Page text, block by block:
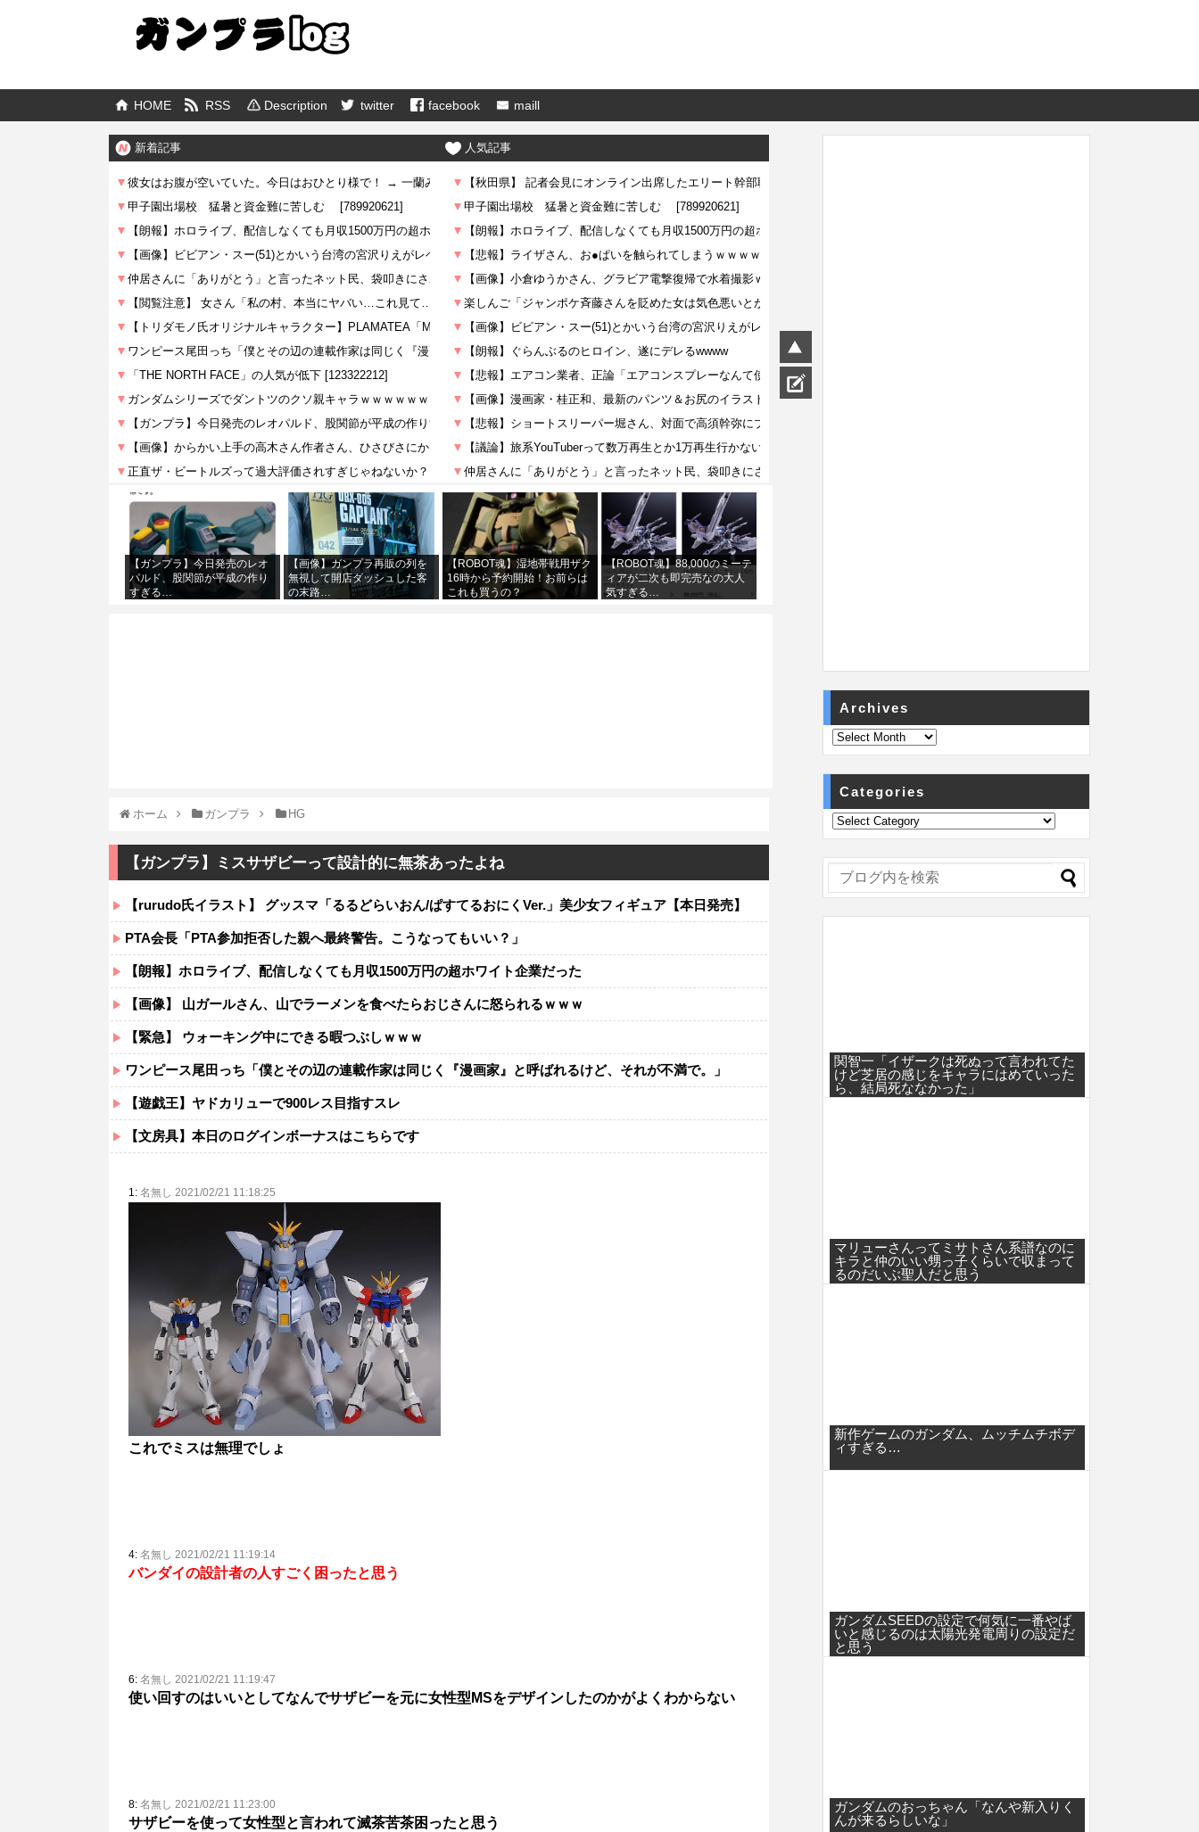
HOME RSS Description twitter facebook maill
新着記事 人気記事
【ガンプラ】今日発売のレオ
パルド、股関節が平成の作り
すぎる…
【画像】ガンプラ再販の列を
無視して開店ダッシュした客
の末路…
【ROBOT魂】湿地帯戦用ザク
16時から予約開始！お前らは
これも買うの？
【ROBOT魂】88,000のミーテ
ィアが二次も即完売なの大人
気すぎる…
ホーム ガンプラ HG
【ガンプラ】ミスサザビーって設計的に無茶あったよね
【rurudo氏イラスト】 グッスマ「るるどらいおん/ぱすてるおにくVer.」美少女フィギュア【本日発売】
PTA会長「PTA参加拒否した親へ最終警告。こうなってもいい？」
【朗報】ホロライブ、配信しなくても月収1500万円の超ホワイト企業だった
【画像】 山ガールさん、山でラーメンを食べたらおじさんに怒られるｗｗｗ
【緊急】 ウォーキング中にできる暇つぶしｗｗｗ
ワンピース尾田っち「僕とその辺の連載作家は同じく『漫画家』と呼ばれるけど、それが不満で。」
【遊戯王】ヤドカリューで900レス目指すスレ
【文房具】本日のログインボーナスはこちらです
1: 名無し 2021/02/21 11:18:25
これでミスは無理でしょ
4: 名無し 2021/02/21 11:19:14
バンダイの設計者の人すごく困ったと思う
6: 名無し 2021/02/21 11:19:47
使い回すのはいいとしてなんでサザビーを元に女性型MSをデザインしたのかがよくわからない
8: 名無し 2021/02/21 11:23:00
サザビーを使って女性型と言われて滅茶苦茶困ったと思う
Archives
Categories
関智一「イザークは死ぬって言われてた
けど芝居の感じをキャラにはめていった
ら、結局死ななかった」
マリューさんってミサトさん系譜なのに
キラと仲のいい甥っ子くらいで収まって
るのだいぶ聖人だと思う
新作ゲームのガンダム、ムッチムチボデ
ィすぎる…
ガンダムSEEDの設定で何気に一番やば
いと感じるのは太陽光発電周りの設定だ
と思う
ガンダムのおっちゃん「なんや新入りく
んが来るらしいな」